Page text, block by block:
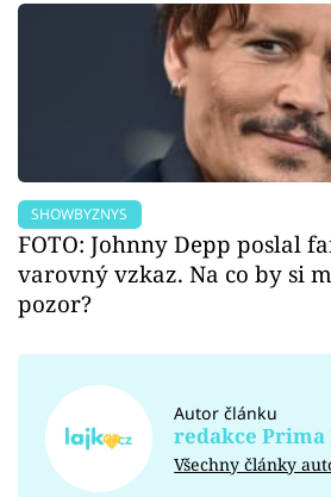
SHOWBYZNYS
FOTO: Johnny Depp poslal
varovný vzkaz. Na co by si
pozor?
Autor článku
redakce Prima
Všechny články